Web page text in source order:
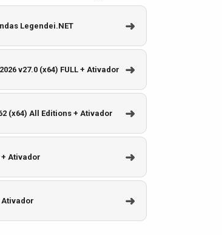
Legendei.NET ➜
v27.0 (x64) FULL + Ativador ➜
(x64) All Editions + Ativador ➜
+ Ativador ➜
Ativador ➜